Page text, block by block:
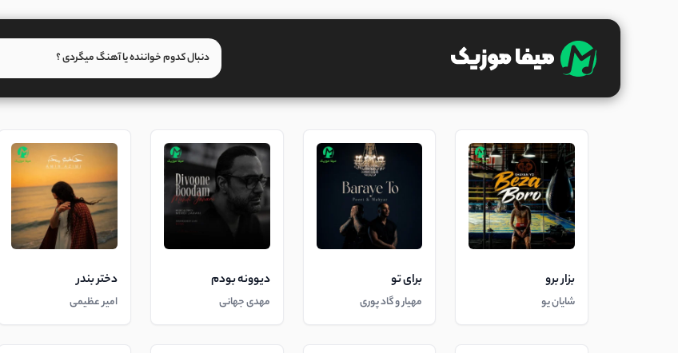
بزار برو
شایان یو
برای تو
مهیار و گاد پوری
دیوونه بودم
مهدی جهانی
دختر بندر
امیر عظیمی